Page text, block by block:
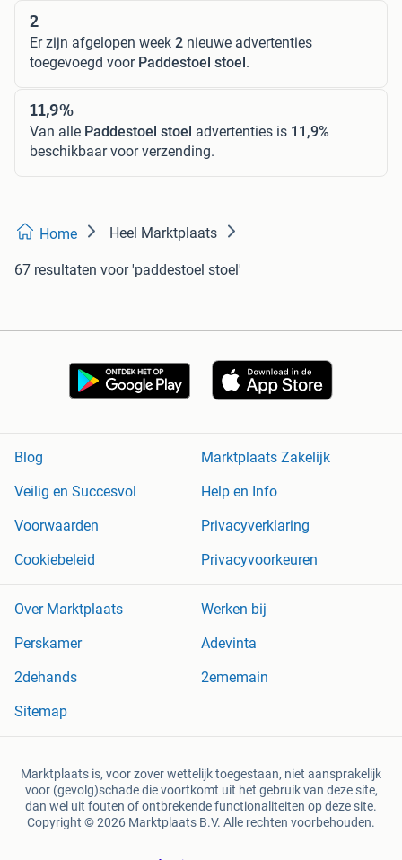
2
Er zijn afgelopen week 2 nieuwe advertenties
toegevoegd voor Paddestoel stoel.
11,9%
Van alle Paddestoel stoel advertenties is 11,9%
beschikbaar voor verzending.
Home Heel Marktplaats
67 resultaten voor 'paddestoel stoel'
Blog
Marktplaats Zakelijk
Veilig en Succesvol
Help en Info
Voorwaarden
Privacyverklaring
Cookiebeleid
Privacyvoorkeuren
Over Marktplaats
Werken bij
Perskamer
Adevinta
2dehands
2ememain
Sitemap
Marktplaats is, voor zover wettelijk toegestaan, niet aansprakelijk
voor (gevolg)schade die voortkomt uit het gebruik van deze site,
dan wel uit fouten of ontbrekende functionaliteiten op deze site.
Copyright © 2026 Marktplaats B.V. Alle rechten voorbehouden.